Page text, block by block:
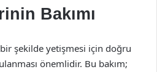
Bakımı
şekilde yetişmesi için doğru
önemlidir. Bu bakım;